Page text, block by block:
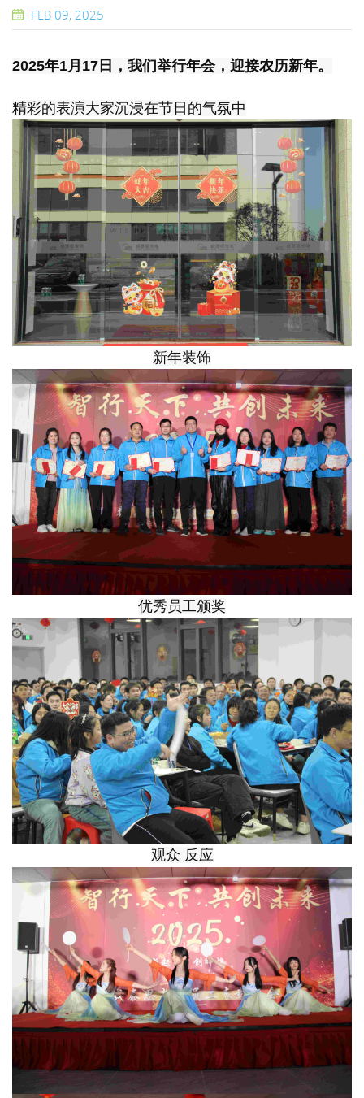
FEB 09, 2025
2025年1月17日，我们举行年会，迎接农历新年。
精彩的表演大家沉浸在节日的气氛中
新年装饰
优秀员工颁奖
观众 反应